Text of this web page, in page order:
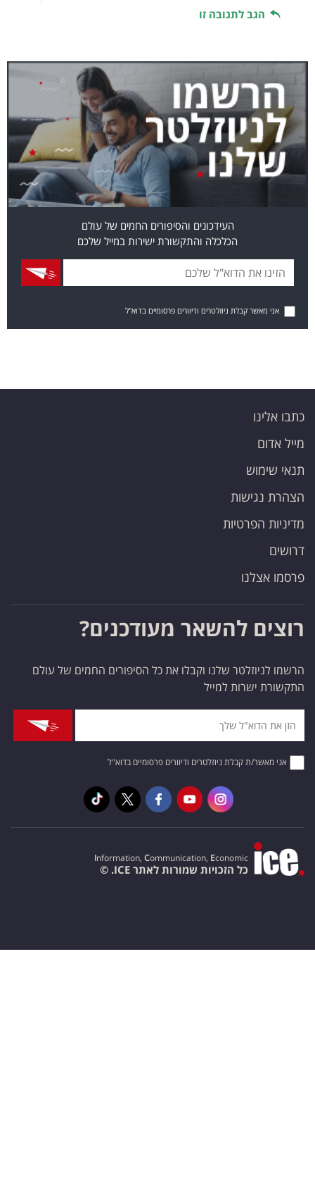
הגב לתגובה זו
העידכונים והסיפורים החמים של עולם
הכלכלה והתקשורת ישירות במייל שלכם
אני מאשר קבלת ניוזלטרים ודיוורים פרסומיים בדוא"ל
כתבו אלינו
מייל אדום
תנאי שימוש
הצהרת נגישות
מדיניות הפרטיות
דרושים
פרסמו אצלנו
רוצים להשאר מעודכנים?
הרשמו לניוזלטר שלנו וקבלו את כל הסיפורים החמים של עולם
התקשורת ישרות למייל
אני מאשר/ת קבלת ניוזלטרים ודיוורים פרסומיים בדוא"ל
Information, Communication, Economic
כל הזכויות שמורות לאתר ICE. ©